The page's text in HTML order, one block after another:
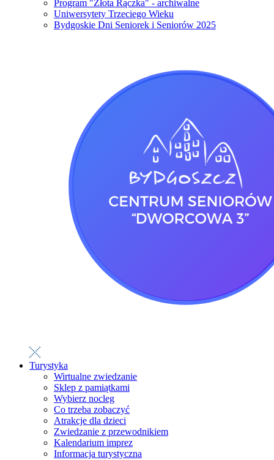
Program "Złota Rączka" - archiwalne
Uniwersytety Trzeciego Wieku
Bydgoskie Dni Seniorek i Seniorów 2025
Turystyka
Wirtualne zwiedzanie
Sklep z pamiątkami
Wybierz nocleg
Co trzeba zobaczyć
Atrakcje dla dzieci
Zwiedzanie z przewodnikiem
Kalendarium imprez
Informacja turystyczna